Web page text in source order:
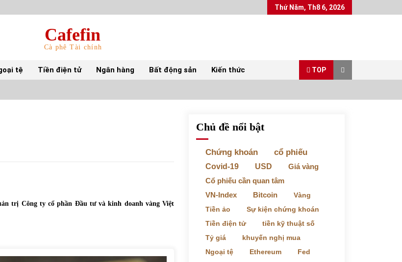
Thứ Năm, Th8 6, 2026
Cafefin
Cà phê Tài chính
tệ Tiền điện tử Ngân hàng Bất động sản Kiến thức TOP
Top 10 mặt hàng Việt Nam xuất khẩu nhiều
nhất tháng 5/2022
Bất ổn từ các cuộc đấu giá đất ở Thanh Hoá
31/05/2022
Chứng khoán ngày 30/5/2022: Top 10 cổ
phiếu nổi bật
Chứng khoán ngày 12/10/2021: Top 10 cổ
trị Công ty cổ phần Đầu tư và kinh doanh vàng Việt
Chủ đề nổi bật
Chứng khoán cổ phiếu
Covid-19 USD
Giá vàng
Cổ phiếu cần quan tâm
VN-Index Bitcoin
Vàng
Tiền ảo
Sự kiện chứng khoán
Tiền điện tử
tiền kỹ thuật số
Tỷ giá
khuyến nghị mua
Ngoại tệ
Ethereum
Fed